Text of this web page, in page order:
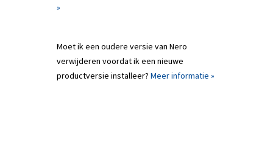
»
Moet ik een oudere versie van Nero
verwijderen voordat ik een nieuwe
productversie installeer? Meer informatie »